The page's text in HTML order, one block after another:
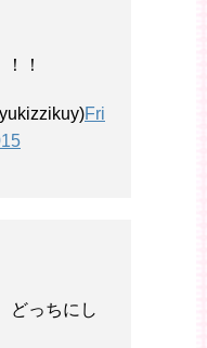
！
Fri
どっちにし